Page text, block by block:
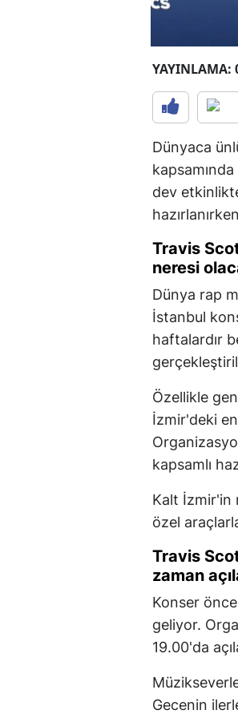
YAYINLAMA:
Dünyaca
dev
Travis
neresi
Dünya rap
İstanbul
haftalardır
Özellikle
İzmir'deki
kapsamlı
Kalt İzmir'in
özel
Travis
zaman
Konser
geliyor.
19.00'da
Gecenin